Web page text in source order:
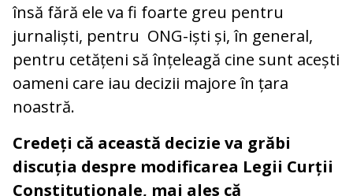
însă fără ele va fi foarte greu pentru
jurnaliști, pentru ONG-iști și, în general,
pentru cetățeni să înțeleagă cine sunt acești
oameni care iau decizii majore în țara
noastră.
Credeți că această decizie va grăbi
discuția despre modificarea Legii Curții
Constituționale, mai ales că